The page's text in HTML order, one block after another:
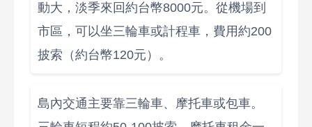
動大，淡季來回約台幣8000元。從機場到
市區，可以坐三輪車或計程車，費用約200
披索（約台幣120元）。
島內交通主要靠三輪車、摩托車或包車。